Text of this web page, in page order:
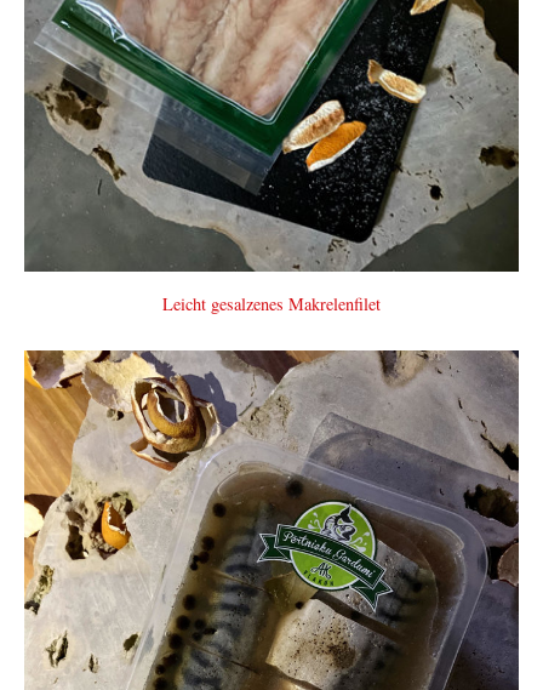
Leicht gesalzenes Makrelenfilet